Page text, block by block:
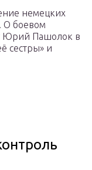
немецких
О боевом
Юрий Пашолок в
сестры» и